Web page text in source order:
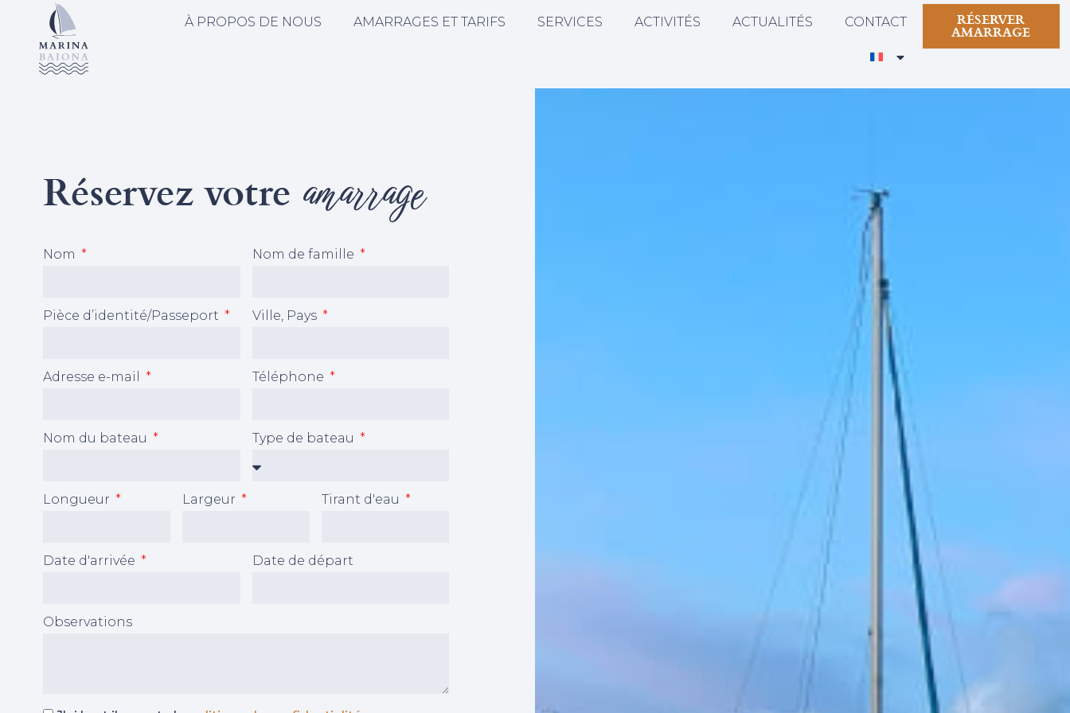
À PROPOS DE NOUS AMARRAGES ET TARIFS SERVICES ACTIVITÉS ACTUALITÉS CONTACT RÉSERVER
AMARRAGE
Réservez votre amarrage
Nom Nom de famille
Pièce d’identité/Passeport Ville, Pays
Adresse e-mail Téléphone
Nom du bateau Type de bateau
Longueur Largeur Tirant d'eau
Date d'arrivée Date de départ
Observations